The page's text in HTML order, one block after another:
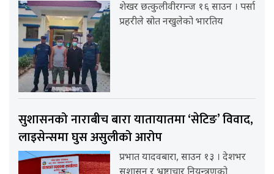
शेखर छत्कुलीवीरगन्ज १६ साउन । पर्सा
प्रहरीले स्रोत नखुलेको भारतिय
सुशासनको नाराबीच बारा यातायातमा ‘सेटिङ’ विवाद,
लाइसेन्समा घुस असुलीको आरोप
प्रभात यादवबारा, साउन १३ । देशभर